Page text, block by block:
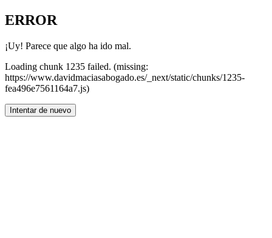
ERROR
¡Uy! Parece que algo ha ido mal.
Loading chunk 1235 failed. (missing:
https://www.davidmaciasabogado.es/_next/static/chunks/1235-
fea496e7561164a7.js)
Intentar de nuevo